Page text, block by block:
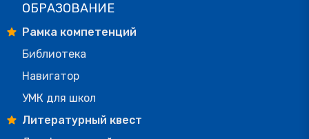
ОБРАЗОВАНИЕ
Рамка компетенций
Библиотека
Навигатор
УМК для школ
Литературный квест